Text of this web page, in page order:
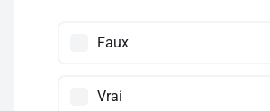
Faux
Vrai